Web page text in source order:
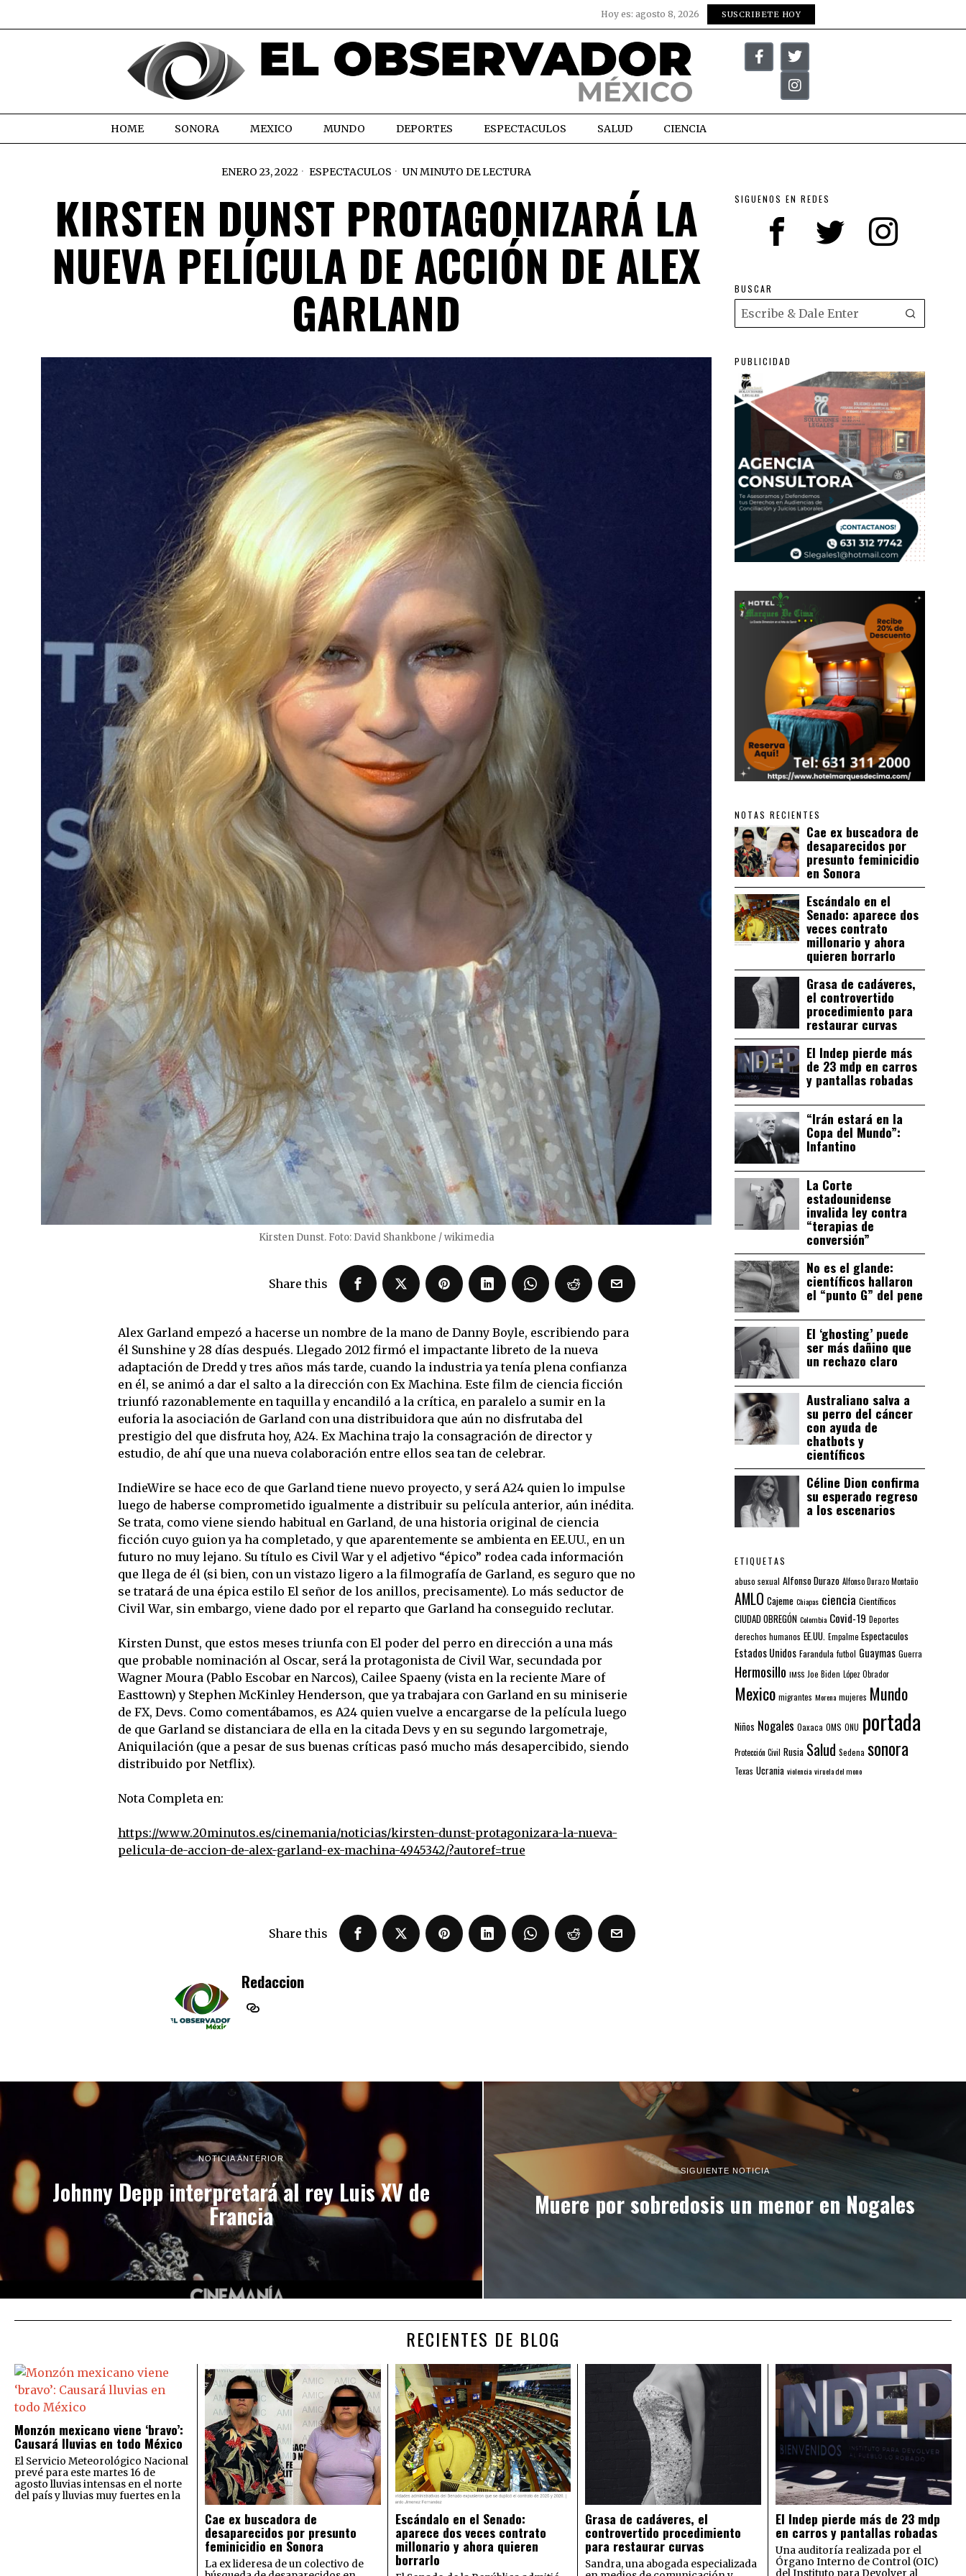
Hoy es: agosto 8, 2026 SUSCRIBETE HOY
HOME SONORA MEXICO MUNDO DEPORTES ESPECTACULOS SALUD CIENCIA
ENERO 23, 2022 ESPECTACULOS UN MINUTO DE LECTURA
KIRSTEN DUNST PROTAGONIZARÁ LA
NUEVA PELÍCULA DE ACCIÓN DE ALEX
GARLAND
Kirsten Dunst. Foto: David Shankbone / wikimedia
Share this
Alex Garland empezó a hacerse un nombre de la mano de Danny Boyle, escribiendo para
él Sunshine y 28 días después. Llegado 2012 firmó el impactante libreto de la nueva
adaptación de Dredd y tres años más tarde, cuando la industria ya tenía plena confianza
en él, se animó a dar el salto a la dirección con Ex Machina. Este film de ciencia ficción
triunfó razonablemente en taquilla y encandiló a la crítica, en paralelo a sumir en la
euforia la asociación de Garland con una distribuidora que aún no disfrutaba del
prestigio del que disfruta hoy, A24. Ex Machina trajo la consagración de director y
estudio, de ahí que una nueva colaboración entre ellos sea tan de celebrar.
IndieWire se hace eco de que Garland tiene nuevo proyecto, y será A24 quien lo impulse
luego de haberse comprometido igualmente a distribuir su película anterior, aún inédita.
Se trata, como viene siendo habitual en Garland, de una historia original de ciencia
ficción cuyo guion ya ha completado, y que aparentemente se ambienta en EE.UU., en un
futuro no muy lejano. Su título es Civil War y el adjetivo “épico” rodea cada información
que llega de él (si bien, con un vistazo ligero a la filmografía de Garland, es seguro que no
se tratará de una épica estilo El señor de los anillos, precisamente). Lo más seductor de
Civil War, sin embargo, viene dado por el reparto que Garland ha conseguido reclutar.
Kirsten Dunst, que estos meses triunfa con El poder del perro en dirección a una más
que probable nominación al Oscar, será la protagonista de Civil War, secundada por
Wagner Moura (Pablo Escobar en Narcos), Cailee Spaeny (vista en la reciente Mare of
Easttown) y Stephen McKinley Henderson, que ya trabajara con Garland en su miniserie
de FX, Devs. Como comentábamos, es A24 quien vuelve a encargarse de la película luego
de que Garland se distanciara de ella en la citada Devs y en su segundo largometraje,
Aniquilación (que a pesar de sus buenas críticas pasó mucho más desapercibido, siendo
distribuido por Netflix).
Nota Completa en:
https://www.20minutos.es/cinemania/noticias/kirsten-dunst-protagonizara-la-nueva-
pelicula-de-accion-de-alex-garland-ex-machina-4945342/?autoref=true
Share this
Redaccion
SIGUENOS EN REDES
BUSCAR
PUBLICIDAD
NOTAS RECIENTES
Cae ex buscadora de
desaparecidos por
presunto feminicidio
en Sonora
Escándalo en el
Senado: aparece dos
veces contrato
millonario y ahora
quieren borrarlo
Grasa de cadáveres,
el controvertido
procedimiento para
restaurar curvas
El Indep pierde más
de 23 mdp en carros
y pantallas robadas
“Irán estará en la
Copa del Mundo”:
Infantino
La Corte
estadounidense
invalida ley contra
“terapias de
conversión”
No es el glande:
científicos hallaron
el “punto G” del pene
El ‘ghosting’ puede
ser más dañino que
un rechazo claro
Australiano salva a
su perro del cáncer
con ayuda de
chatbots y
científicos
Céline Dion confirma
su esperado regreso
a los escenarios
ETIQUETAS
abuso sexual Alfonso Durazo Alfonso Durazo Montaño
AMLO Cajeme Chiapas ciencia Científicos
CIUDAD OBREGÓN Colombia Covid-19 Deportes
derechos humanos EE.UU. Empalme Espectaculos
Estados Unidos Farandula futbol Guaymas Guerra
Hermosillo IMSS Joe Biden López Obrador
Mexico migrantes Morena mujeres Mundo
Niños Nogales Oaxaca OMS ONU portada
Protección Civil Rusia Salud Sedena sonora
Texas Ucrania violencia viruela del mono
NOTICIA ANTERIOR
Johnny Depp interpretará al rey Luis XV de
Francia
SIGUIENTE NOTICIA
Muere por sobredosis un menor en Nogales
RECIENTES DE BLOG
Monzón mexicano viene ‘bravo’:
Causará lluvias en todo México
El Servicio Meteorológico Nacional
prevé para este martes 16 de
agosto lluvias intensas en el norte
del país y lluvias muy fuertes en la
Cae ex buscadora de
desaparecidos por presunto
feminicidio en Sonora
La ex lideresa de un colectivo de
Escándalo en el Senado:
aparece dos veces contrato
millonario y ahora quieren
borrarlo
Grasa de cadáveres, el
controvertido procedimiento
para restaurar curvas
Sandra, una abogada especializada
El Indep pierde más de 23 mdp
en carros y pantallas robadas
Una auditoría realizada por el
Órgano Interno de Control (OIC)
del Instituto para Devolver al